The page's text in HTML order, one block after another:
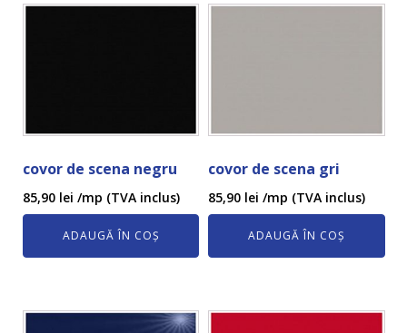
covor de scena negru
85,90 lei /mp (TVA inclus)
ADAUGĂ ÎN COȘ
covor de scena gri
85,90 lei /mp (TVA inclus)
ADAUGĂ ÎN COȘ